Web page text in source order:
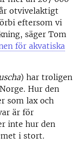
otvivelaktigt
eftersom vi
säger Tom
för akvatiska
) har troligen
Hur den
som lax och
är för
inte hur den
i stort.